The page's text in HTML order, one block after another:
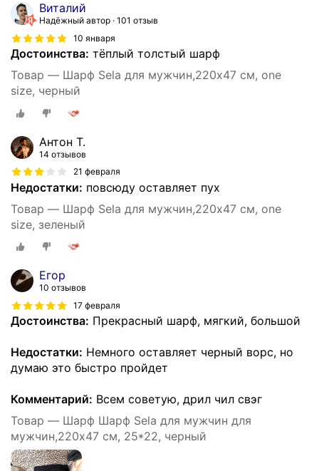
Виталий
Надёжный автор 101 отзыв
10 января
Достоинства: тёплый толстый шарф
Товар — Шарф Sela для мужчин,220х47 см, one
size, черный
Антон Т.
14 отзывов
21 февраля
Недостатки: повсюду оставляет пух
Товар — Шарф Sela для мужчин,220х47 см, one
size, зеленый
Егор
10 отзывов
17 февраля
Достоинства: Прекрасный шарф, мягкий, большой
Недостатки: Немного оставляет черный ворс, но
думаю это быстро пройдет
Комментарий: Всем советую, дрил чил свэг
Товар — Шарф Шарф Sela для мужчин для
мужчин,220х47 см, 25*22, черный